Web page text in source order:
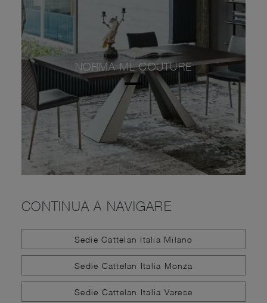
NORMA ML COUTURE
CONTINUA A NAVIGARE
Sedie Cattelan Italia Milano
Sedie Cattelan Italia Monza
Sedie Cattelan Italia Varese